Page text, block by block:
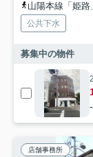
山陽本線「姫
公共下水
募集中の物件
店舗事務所